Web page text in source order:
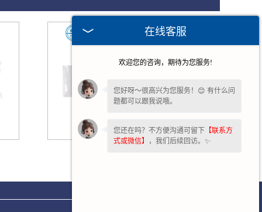
在线客服
欢迎您的咨询，期待为您服务!
您好呀～很高兴为您服务！😊 有什么问
题都可以跟我说哦。
您还在吗？不方便沟通可留下 【联系方
式或微信】
，我们后续回访。✨